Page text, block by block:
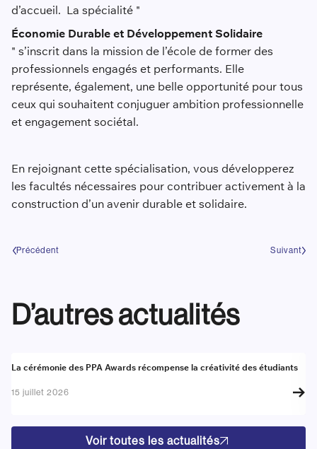
d’accueil. La spécialité "
Économie Durable et Développement Solidaire
" s’inscrit dans la mission de l’école de former des
professionnels engagés et performants. Elle
représente, également, une belle opportunité pour tous
ceux qui souhaitent conjuguer ambition professionnelle
et engagement sociétal.
En rejoignant cette spécialisation, vous développerez
les facultés nécessaires pour contribuer activement à la
construction d’un avenir durable et solidaire.
Précédent Suivant
D’autres actualités
Actualité
La cérémonie des PPA Awards récompense la créativité des étudiants
15 juillet 2026
Voir toutes les actualités